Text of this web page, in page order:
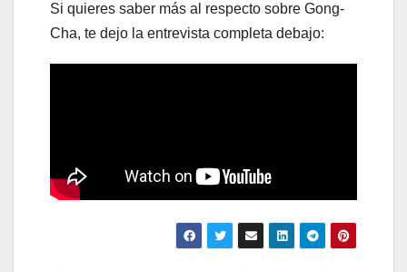
Si quieres saber más al respecto sobre Gong-
Cha, te dejo la entrevista completa debajo: